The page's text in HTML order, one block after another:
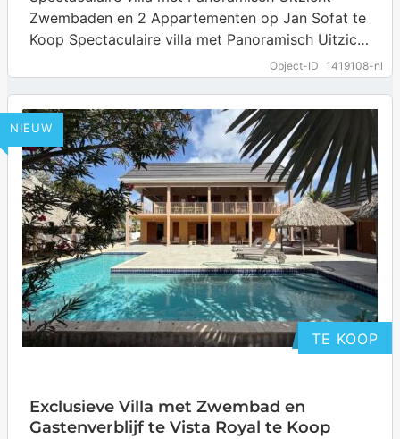
Object-ID 1419108-nl
Zwembaden en 2 Appartementen op Jan Sofat te
Koop Spectaculaire villa met Panoramisch Uitzicht
Zwembaden en 2 Appartementen op Jan Sofat te
Koop.…
NIEUW
TE KOOP
Exclusieve Villa met Zwembad en
Gastenverblijf te Vista Royal te Koop